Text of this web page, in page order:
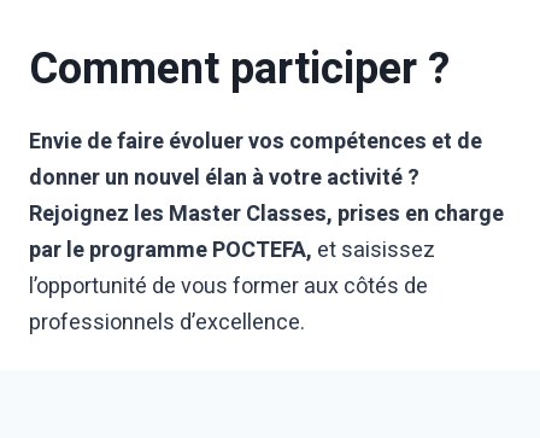
Comment participer ?
Envie de faire évoluer vos compétences et de
donner un nouvel élan à votre activité ?
Rejoignez les Master Classes, prises en charge
par le programme POCTEFA, et saisissez
l’opportunité de vous former aux côtés de
professionnels d’excellence.